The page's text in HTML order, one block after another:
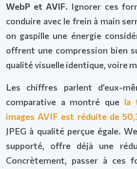
WebP et AVIF. Ignorer ces
conduire avec le frein à main
on gaspille une énergie
offrent une compression bien
qualité visuelle identique, voire
Les chiffres parlent d’eux-
comparative a montré que la
images AVIF est réduite de
JPEG à qualité perçue égale.
supporté, offre déjà une
Concrètement, passer à ces